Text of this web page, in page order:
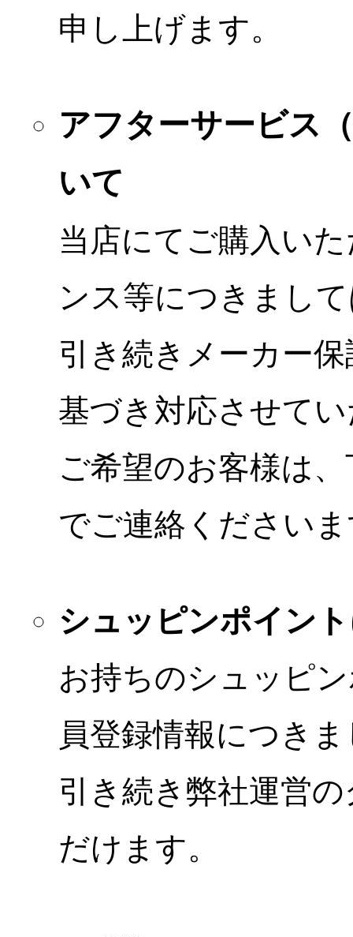
申し上げます。
アフターサービス
いて
当店にてご購入い
ンス等につきまし
引き続きメーカー
基づき対応させて
ご希望のお客様は
でご連絡ください
シュッピンポイン
お持ちのシュッピ
員登録情報につき
引き続き弊社運営
だけます。